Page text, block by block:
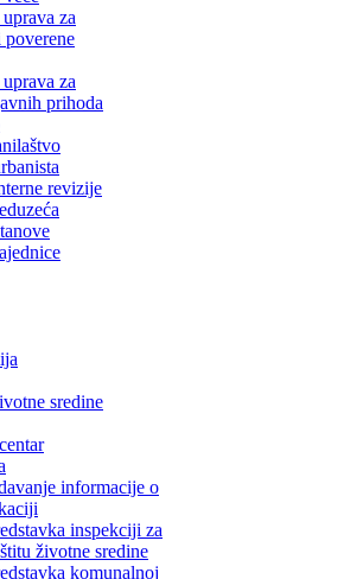
za
za
prihoda
revizije
sredine
informacije o
inspekciji za
životne sredine
komunalnoj